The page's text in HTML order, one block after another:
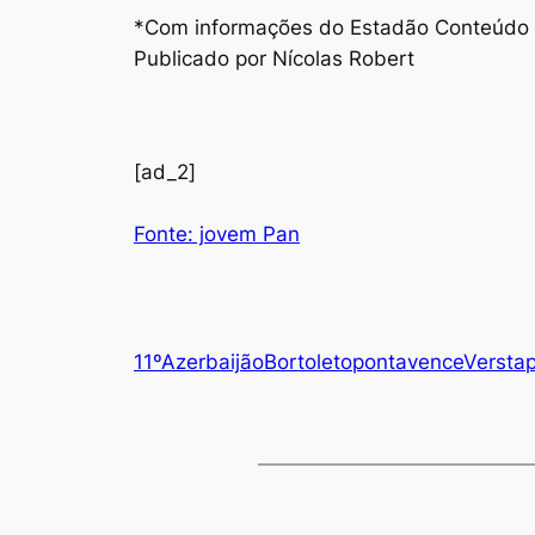
*Com informações do Estadão Conteúdo
Publicado por Nícolas Robert
[ad_2]
Fonte: jovem Pan
11ºAzerbaijãoBortoletopontavence